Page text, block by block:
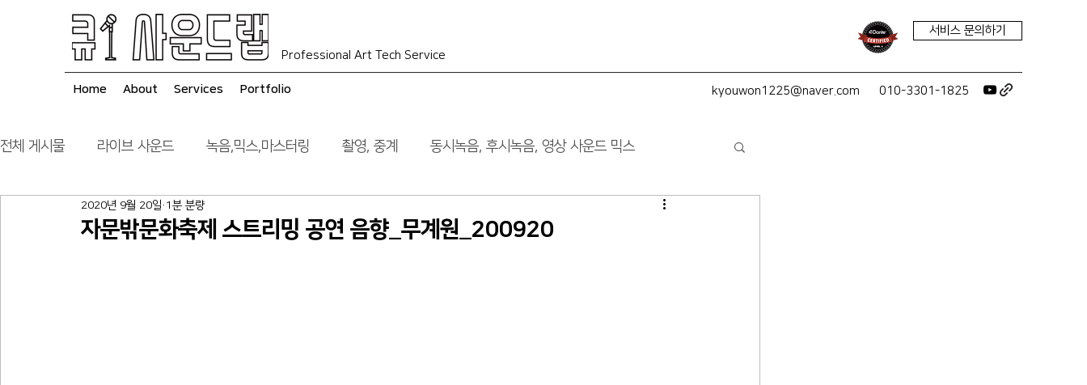
Professional Art Tech Service
서비스 문의하기
Home About Services Portfolio kyouwon1225@naver.com 010-3301-1825
전체 게시물 라이브 사운드 녹음,믹스,마스터링 촬영, 중계 동시녹음, 후시녹음, 영상 사운드 믹스
음향 시스템 컨설팅 시공
자문밖문화축제 스트리밍 공연 음향_무계원_200920
2020년 9월 20일 1분 분량